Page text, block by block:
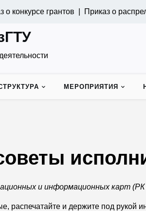
конкурсе грантов | Приказ о
МЕРОПРИЯТИЯ
и информационных карт
распечатайте и держите под рукой